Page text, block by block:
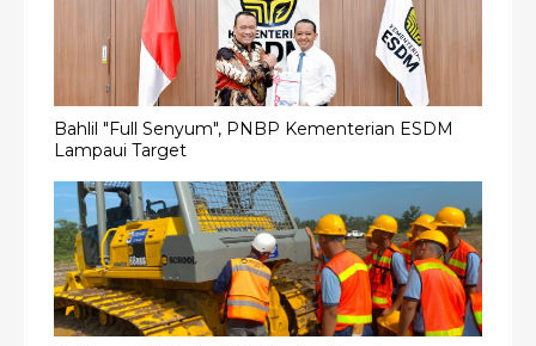
Bahlil "Full Senyum", PNBP Kementerian ESDM
Lampaui Target